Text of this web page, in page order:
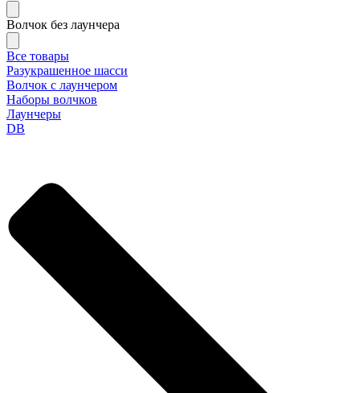
Волчок без лаунчера
Все товары
Разукрашенное шасси
Волчок с лаунчером
Наборы волчков
Лаунчеры
DB